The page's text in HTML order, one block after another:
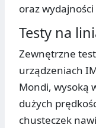
oraz
Testy na
Zewnętrzne
urządzeniach
Mondi, wysoką
dużych
chusteczek